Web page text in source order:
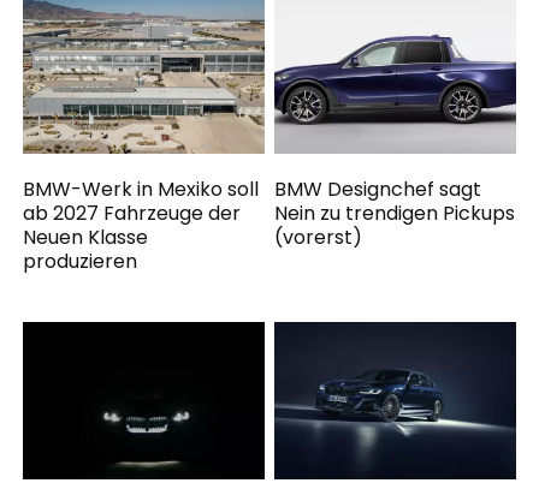
BMW-Werk in Mexiko soll
ab 2027 Fahrzeuge der
Neuen Klasse
produzieren
BMW Designchef sagt
Nein zu trendigen Pickups
(vorerst)